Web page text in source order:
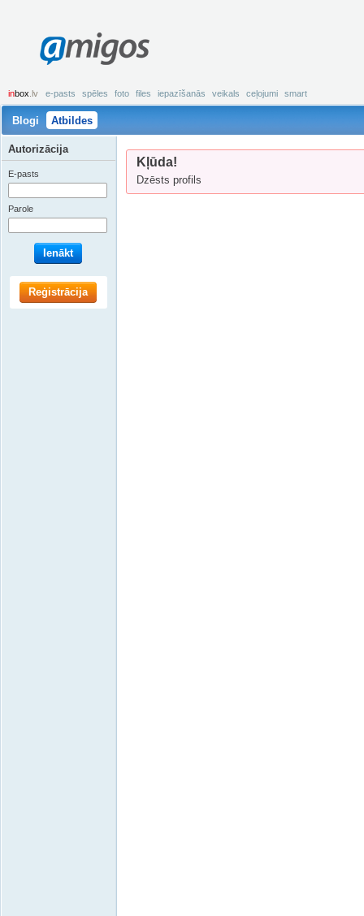
amigos
inbox .lv e-pasts spēles foto files iepazīšanās veikals ceļojumi smart
Blogi Atbildes
Kļūda!
Dzēsts profils
Autorizācija
E-pasts
Parole
Ienākt
Reģistrācija